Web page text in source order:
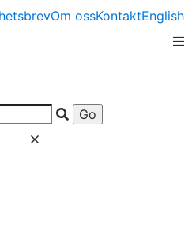
Om ossKontaktEnglish